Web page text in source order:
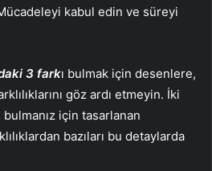
kabul edin ve süreyi
3 farkı bulmak için desenlere,
göz ardı etmeyin. İki
için tasarlanan
bazıları bu detaylarda